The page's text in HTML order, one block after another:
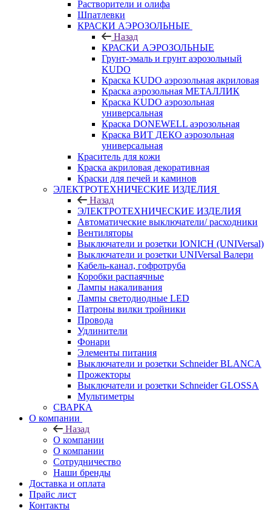
Растворители и олифа
Шпатлевки
КРАСКИ АЭРОЗОЛЬНЫЕ
Назад
КРАСКИ АЭРОЗОЛЬНЫЕ
Грунт-эмаль и грунт аэрозольный
KUDO
Краска KUDO аэрозольная акриловая
Краска аэрозольная МЕТАЛЛИК
Краска KUDO аэрозольная
универсальная
Краска DONEWELL аэрозольная
Краска ВИТ ДЕКО аэрозольная
универсальная
Краситель для кожи
Краска акриловая декоративная
Краски для печей и каминов
ЭЛЕКТРОТЕХНИЧЕСКИЕ ИЗДЕЛИЯ
Назад
ЭЛЕКТРОТЕХНИЧЕСКИЕ ИЗДЕЛИЯ
Автоматические выключатели/ расходники
Вентиляторы
Выключатели и розетки IONICH (UNIVersal)
Выключатели и розетки UNIVersal Валери
Кабель-канал, гофротруба
Коробки распаячные
Лампы накаливания
Лампы светодиодные LED
Патроны вилки тройники
Провода
Удлинители
Фонари
Элементы питания
Выключатели и розетки Schneider BLANCA
Прожекторы
Выключатели и розетки Schneider GLOSSA
Мультиметры
СВАРКА
О компании
Назад
О компании
О компании
Сотрудничество
Наши бренды
Доставка и оплата
Прайс лист
Контакты